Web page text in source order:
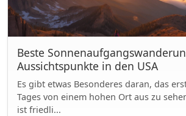
Beste
Aussichtspunkte in den USA
Es gibt etwas Besonderes daran, das
Tages von einem hohen Ort aus zu
ist friedli...